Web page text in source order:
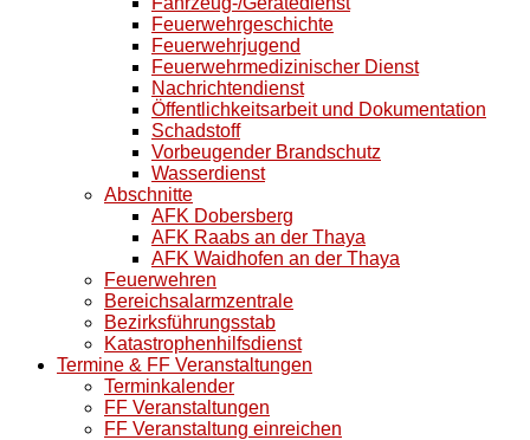
Feuerwehrgeschichte
Feuerwehrjugend
Feuerwehrmedizinischer Dienst
Nachrichtendienst
Öffentlichkeitsarbeit und Dokumentation
Schadstoff
Vorbeugender Brandschutz
Wasserdienst
Abschnitte
AFK Dobersberg
AFK Raabs an der Thaya
AFK Waidhofen an der Thaya
Feuerwehren
Bereichsalarmzentrale
Bezirksführungsstab
Katastrophenhilfsdienst
Termine & FF Veranstaltungen
Terminkalender
FF Veranstaltungen
FF Veranstaltung einreichen